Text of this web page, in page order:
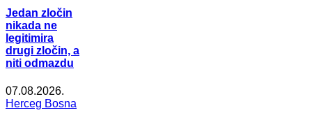
Jedan zločin
nikada ne
legitimira
drugi zločin, a
niti odmazdu
07.08.2026.
Herceg Bosna